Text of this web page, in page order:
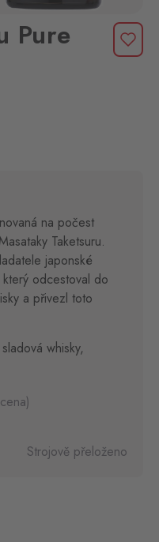
Pure
na počest
Taketsuru.
japonské
odcestoval do
a přivezl toto
whisky,
Strojově přeloženo